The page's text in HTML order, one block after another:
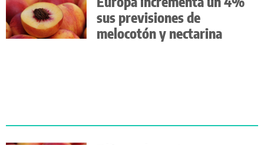
sus previsiones de
melocotón y nectarina